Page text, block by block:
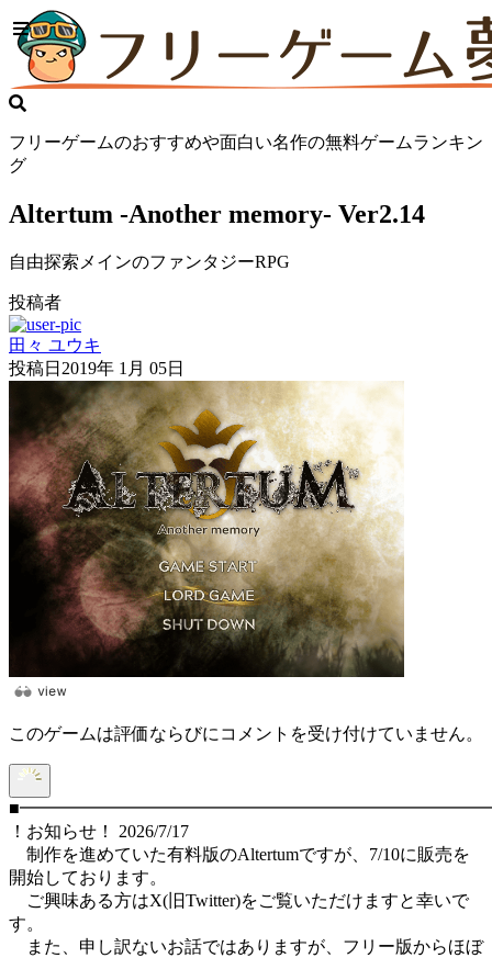
フリーゲームのおすすめや面白い名作の無料ゲームランキン
グ
Altertum -Another memory- Ver2.14
自由探索メインのファンタジーRPG
投稿者
田々 ユウキ
投稿日 2019年 1月 05日
このゲームは評価ならびにコメントを受け付けていません。
！お知らせ！ 2026/7/17
制作を進めていた有料版のAltertumですが、7/10に販売を
開始しております。
ご興味ある方はX(旧Twitter)をご覧いただけますと幸いで
す。
また、申し訳ないお話ではありますが、フリー版からほぼ